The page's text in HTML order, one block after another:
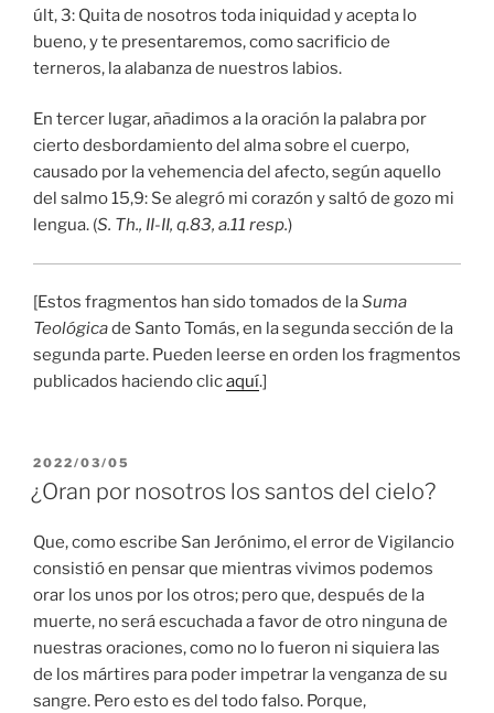
últ, 3: Quita de nosotros toda iniquidad y acepta lo
bueno, y te presentaremos, como sacrificio de
terneros, la alabanza de nuestros labios.
En tercer lugar, añadimos a la oración la palabra por
cierto desbordamiento del alma sobre el cuerpo,
causado por la vehemencia del afecto, según aquello
del salmo 15,9: Se alegró mi corazón y saltó de gozo mi
lengua. (S. Th., II-II, q.83, a.11 resp.)
[Estos fragmentos han sido tomados de laSuma
Teológicade Santo Tomás, en la segunda sección de la
segunda parte. Pueden leerse en orden los fragmentos
publicados haciendo clicaquí.]
PUBLICADO
EL
2022/03/05
¿Oran por nosotros los santos del cielo?
Que, como escribe San Jerónimo, el error de Vigilancio
consistió en pensar que mientras vivimos podemos
orar los unos por los otros; pero que, después de la
muerte, no será escuchada a favor de otro ninguna de
nuestras oraciones, como no lo fueron ni siquiera las
de los mártires para poder impetrar la venganza de su
sangre. Pero esto es del todo falso. Porque,